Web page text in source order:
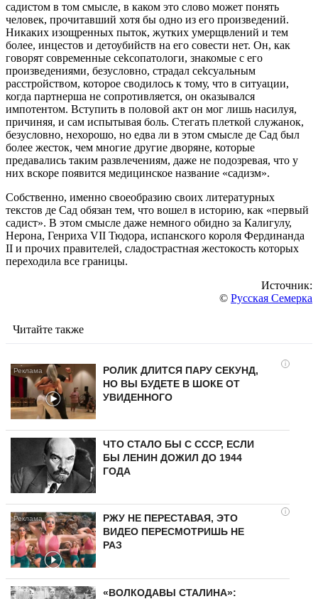
садистом в том смысле, в каком это слово может понять
человек, прочитавший хотя бы одно из его произведений.
Никаких изощренных пыток, жутких умерщвлений и тем
более, инцестов и детоубийств на его совести нет. Он, как
говорят современные cеkcопатологи, знакомые с его
произведениями, безусловно, страдал cekcуальным
расстройством, которое сводилось к тому, что в ситуации,
когда партнерша не сопротивляется, он оказывался
импотентом. Вступить в половой акт он мог лишь насилуя,
причиняя, и сам испытывая боль. Стегать плеткой служанок,
безусловно, нехорошо, но едва ли в этом смысле де Сад был
более жесток, чем многие другие дворяне, которые
предавались таким развлечениям, даже не подозревая, что у
них вскоре появится медицинское название «садизм».
Собственно, именно своеобразию своих литературных
текстов де Сад обязан тем, что вошел в историю, как «первый
садист». В этом смысле даже немного обидно за Калигулу,
Нерона, Генриха VII Тюдора, испанского короля Фердинанда
II и прочих правителей, сладострастная жестокость которых
переходила все границы.
Источник:
© Русская Семерка
Читайте также
i
РОЛИК ДЛИТСЯ ПАРУ СЕКУНД,
НО ВЫ БУДЕТЕ В ШОКЕ ОТ
УВИДЕННОГО
ЧТО СТАЛО БЫ С СССР, ЕСЛИ
БЫ ЛЕНИН ДОЖИЛ ДО 1944
ГОДА
i
РЖУ НЕ ПЕРЕСТАВАЯ, ЭТО
ВИДЕО ПЕРЕСМОТРИШЬ НЕ
РАЗ
«ВОЛКОДАВЫ СТАЛИНА»: